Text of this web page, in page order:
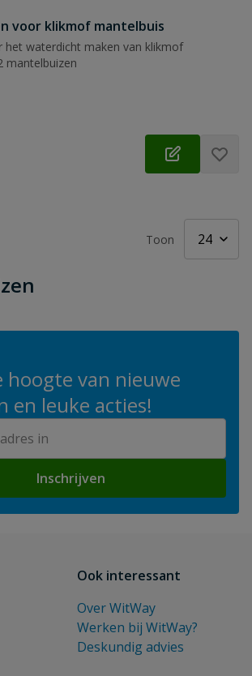
voor klikmof mantelbuis
het waterdicht maken van klikmof
mantelbuizen
Toon
hoogte van nieuwe
en leuke acties!
Inschrijven
Ook interessant
Over WitWay
Werken bij WitWay?
Deskundig advies